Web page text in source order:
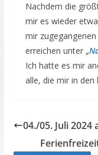
Nachdem die
mir es wieder
mir
erreichen unter „
Ich hatte es mir
alle, die mir in
04./05. Juli